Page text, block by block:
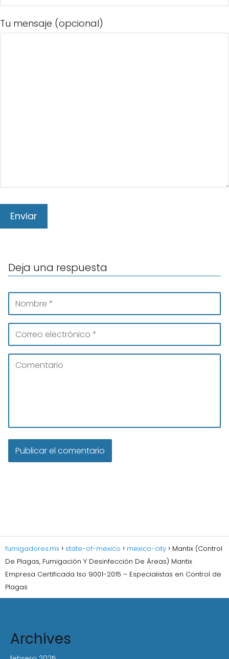
Tu mensaje (opcional)
Deja una respuesta
fumigadores.mx state-of-mexico mexico-city
Mantix (Control
De Plagas, Fumigación Y Desinfección De Áreas) Mantix
Empresa Certificada Iso 9001-2015 – Especialistas en Control de
Plagas
Archives